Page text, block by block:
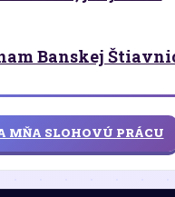
Banskej
MŇA SLOHOVÚ PRÁCU